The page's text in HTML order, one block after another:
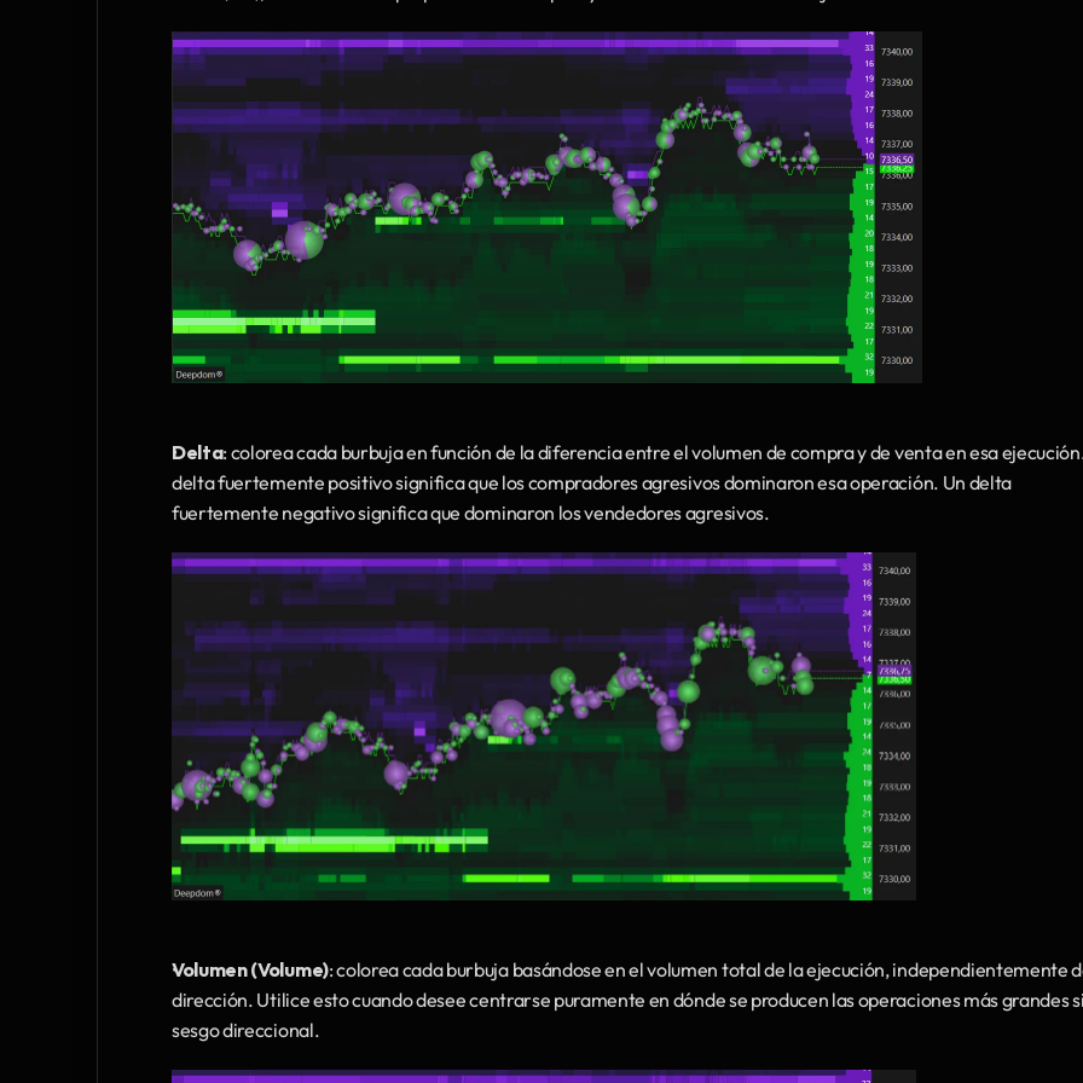
Delta: colorea cada burbuja en función de la diferencia entre el volumen de compra y de venta en esa
delta fuertemente positivo significa que los compradores agresivos dominaron esa operación. Un delta
fuertemente negativo significa que dominaron los vendedores agresivos.
Volumen (Volume): colorea cada burbuja basándose en el volumen total de la ejecución, independientemente
dirección. Utilice esto cuando desee centrarse puramente en dónde se producen las operaciones más grandes
sesgo direccional.